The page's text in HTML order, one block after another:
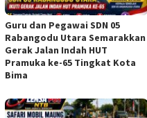
Guru dan Pegawai SDN 05
Rabangodu Utara Semarakkan
Gerak Jalan Indah HUT
Pramuka ke-65 Tingkat Kota
Bima